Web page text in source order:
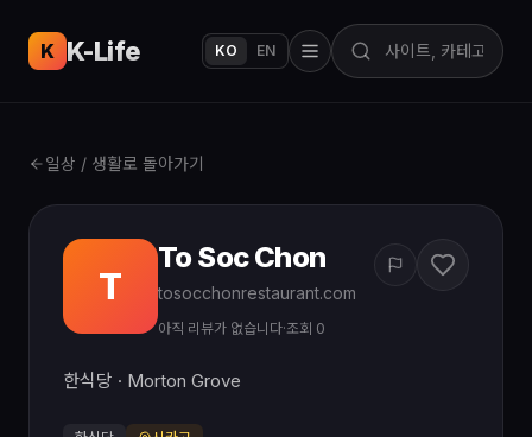
K K-Life KO EN
일상 / 생활로 돌아가기
T
To Soc Chon
tosocchonrestaurant.com
아직 리뷰가 없습니다·조회 0
한식당 · Morton Grove